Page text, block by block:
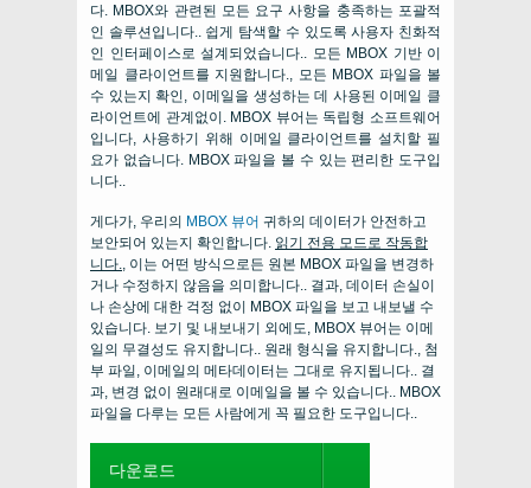
다. MBOX와 관련된 모든 요구 사항을 충족하는 포괄적
인 솔루션입니다.. 쉽게 탐색할 수 있도록 사용자 친화적
인 인터페이스로 설계되었습니다.. 모든 MBOX 기반 이
메일 클라이언트를 지원합니다., 모든 MBOX 파일을 볼
수 있는지 확인, 이메일을 생성하는 데 사용된 이메일 클
라이언트에 관계없이. MBOX 뷰어는 독립형 소프트웨어
입니다, 사용하기 위해 이메일 클라이언트를 설치할 필
요가 없습니다. MBOX 파일을 볼 수 있는 편리한 도구입
니다..
게다가, 우리의 MBOX 뷰어 귀하의 데이터가 안전하고
보안되어 있는지 확인합니다. 읽기 전용 모드로 작동합
니다., 이는 어떤 방식으로든 원본 MBOX 파일을 변경하
거나 수정하지 않음을 의미합니다.. 결과, 데이터 손실이
나 손상에 대한 걱정 없이 MBOX 파일을 보고 내보낼 수
있습니다. 보기 및 내보내기 외에도, MBOX 뷰어는 이메
일의 무결성도 유지합니다.. 원래 형식을 유지합니다., 첨
부 파일, 이메일의 메타데이터는 그대로 유지됩니다.. 결
과, 변경 없이 원래대로 이메일을 볼 수 있습니다.. MBOX
파일을 다루는 모든 사람에게 꼭 필요한 도구입니다..
다운로드